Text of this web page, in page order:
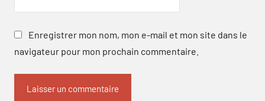
Enregistrer mon nom, mon e-mail et mon site dans le
navigateur pour mon prochain commentaire.